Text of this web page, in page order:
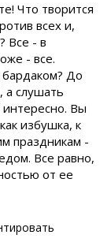
Что творится
всех и,
Все - в
- все.
До
а слушать
Вы
избушка, к
праздникам -
Все равно,
от ее